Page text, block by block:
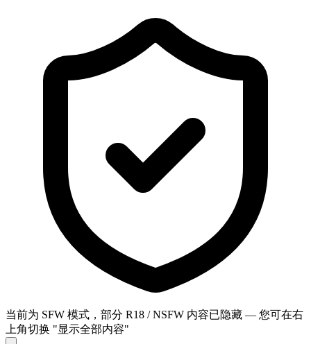
当前为 SFW 模式，部分 R18 / NSFW 内容已隐藏 — 您可在右
上角切换 "显示全部内容"